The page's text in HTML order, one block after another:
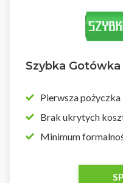
Szybka
Pierwsza pożyczka
Brak ukrytych
Minimum